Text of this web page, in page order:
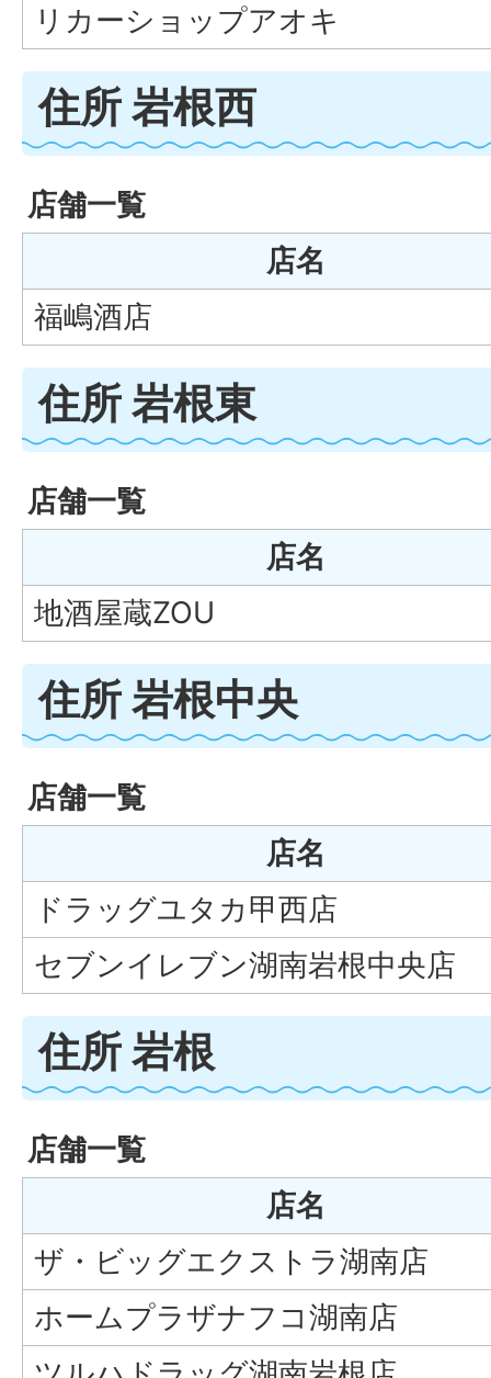
リカーショップアオキ
住所 岩根西
店舗一覧
店名
福嶋酒店
住所 岩根東
店舗一覧
店名
地酒屋蔵ZOU
住所 岩根中央
店舗一覧
店名
ドラッグユタカ甲西店
セブンイレブン湖南岩根中央店
住所 岩根
店舗一覧
店名
ザ・ビッグエクストラ湖南店
ホームプラザナフコ湖南店